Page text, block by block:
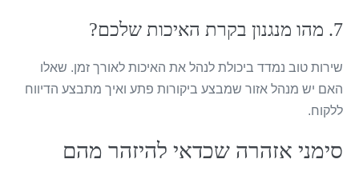
7. מהו מנגנון בקרת האיכות שלכם?
שירות טוב נמדד ביכולת לנהל את האיכות לאורך זמן. שאלו
האם יש מנהל אזור שמבצע ביקורות פתע ואיך מתבצע הדיווח
ללקוח.
סימני אזהרה שכדאי להיזהר מהם